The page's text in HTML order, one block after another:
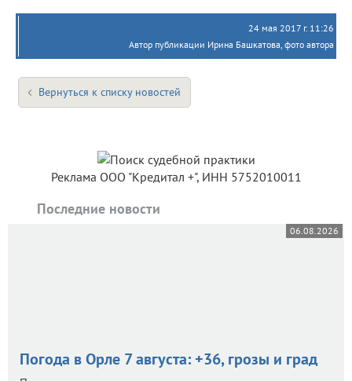
24 мая 2017 г. 11:26
Автор публикации Ирина Башкатова, фото автора
Вернуться к списку новостей
Реклама ООО "Кредитал +", ИНН 5752010011
Последние новости
06.08.2026
Погода в Орле 7 августа: +36, грозы и град